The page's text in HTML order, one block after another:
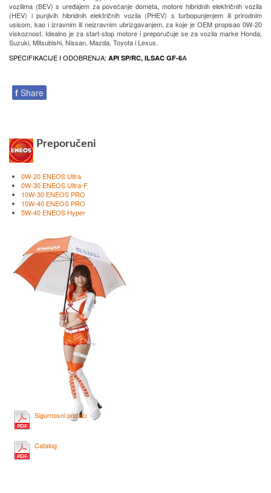
vozilima (BEV) s uređajem za povećanje dometa, motore hibridnih električnih vozila
(HEV) i punjivih hibridnih električnih vozila (PHEV) s turbopunjenjem ili prirodnim
usisom, kao i izravnim ili neizravnim ubrizgavanjem, za koje je OEM propisao 0W-20
viskoznost. Idealno je za start-stop motore i preporučuje se za vozila marke Honda,
Suzuki, Mitsubishi, Nissan, Mazda, Toyota i Lexus.
SPECIFIKACIJE I ODOBRENJA: API SP/RC, ILSAC GF-6A
f Share
Preporučeni
0W-20 ENEOS Ultra
0W-30 ENEOS Ultra-F
10W-30 ENEOS PRO
10W-40 ENEOS PRO
5W-40 ENEOS Hyper
Sigurnosni podaci
Catalog